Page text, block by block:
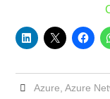
Azure Azure